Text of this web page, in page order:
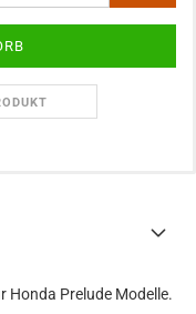
Honda Prelude Modelle.